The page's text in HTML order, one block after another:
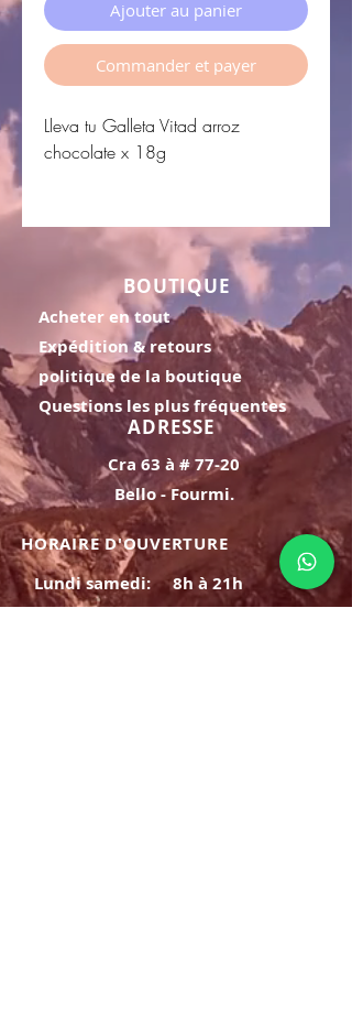
Ajouter au panier
Commander et payer
Lleva tu Galleta Vitad arroz
chocolate x 18g
BOUTIQUE
Acheter en tout
Expédition & retours
politique de la boutique
Questions les plus fréquentes
ADRESSE
Cra 63 à # 77-20
Bello - Fourmi.
HORAIRE D'OUVERTURE
Lundi samedi:
8h à 21h
Dimanche : 8h-19h